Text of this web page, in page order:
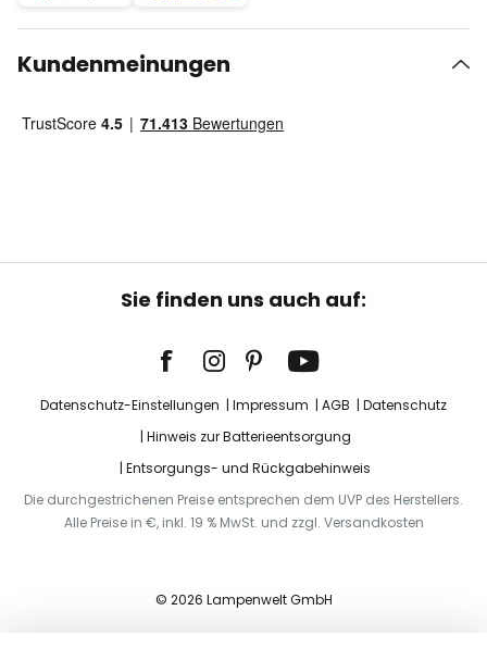
Kundenmeinungen
Sie finden uns auch auf:
Datenschutz-Einstellungen Impressum AGB
Datenschutz
Hinweis zur Batterieentsorgung
Entsorgungs- und Rückgabehinweis
Die durchgestrichenen Preise entsprechen dem UVP des Herstellers.
Alle Preise in €, inkl. 19 % MwSt. und zzgl. Versandkosten
© 2026 Lampenwelt GmbH